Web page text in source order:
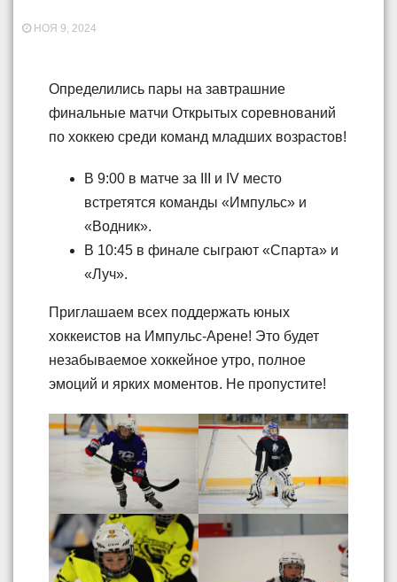
НОЯ 9, 2024
Определились пары на завтрашние
финальные матчи Открытых соревнований
по хоккею среди команд младших возрастов!
В 9:00 в матче за III и IV место
встретятся команды «Импульс» и
«Водник».
В 10:45 в финале сыграют «Спарта» и
«Луч».
Приглашаем всех поддержать юных
хоккеистов на Импульс-Арене! Это будет
незабываемое хоккейное утро, полное
эмоций и ярких моментов. Не пропустите!